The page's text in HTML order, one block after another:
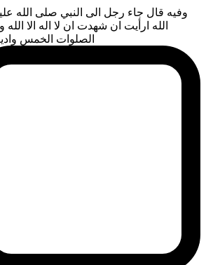
وفيه قال جاء رجل الى النبي صلى الله
الله ارأيت ان شهدت ان لا اله الا
الصلوات الخمس